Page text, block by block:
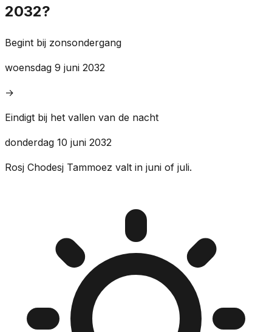
2032?
Begint bij zonsondergang
woensdag 9 juni 2032
→
Eindigt bij het vallen van de nacht
donderdag 10 juni 2032
Rosj Chodesj Tammoez valt in juni of juli.